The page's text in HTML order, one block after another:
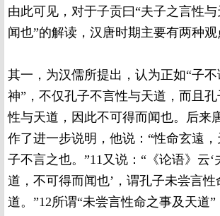
由此可见，对于子贡曰“夫子之言性
闻也”的解读，汉唐时期主要有两种观
其一，为汉儒所提出，认为正如“子不
神”，不仅孔子不言性与天道，而且
性与天道，因此不可得而闻也。后来
作了进一步说明，他说：“性命玄遠
子不言之也。”11又说：“《论语》云
道，不可得而闻也’，谓孔子未尝言性
道。”12所谓“未尝言性命之事及天道